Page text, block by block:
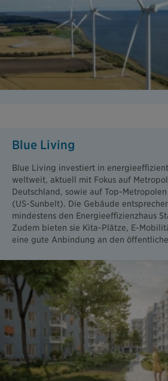
Blue Living
Blue Living investiert in
weltweit, aktuell mit Fokus auf
Deutschland, sowie auf Top-
(US-Sunbelt). Die Gebäude
mindestens den Energieeffizienzhaus
Zudem bieten sie Kita-Plätze, E-
eine gute Anbindung an den